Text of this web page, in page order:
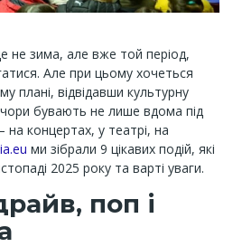
не зима, але вже той період,
Але при цьому хочеться
плані, відвідавши культурну
бувають не лише вдома під
концертах, у театрі, на
ми зібрали 9 цікавих подій, які
2025 року та варті уваги.
поп і